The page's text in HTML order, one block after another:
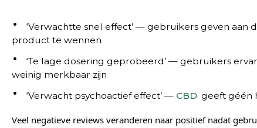
‘Verwachtte snel effect’ — gebruikers geven aan
product te wennen
‘Te lage dosering geprobeerd’ — gebruikers
weinig merkbaar zijn
‘Verwacht psychoactief effect’ — CBD geeft géén
Veel negatieve reviews veranderen naar positief nadat